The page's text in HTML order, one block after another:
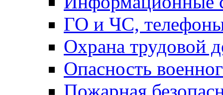
ГО и ЧС,
Охрана трудовой
Опасность